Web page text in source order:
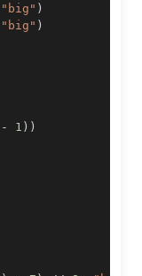
"big" )
"big" )
- 1 ) )